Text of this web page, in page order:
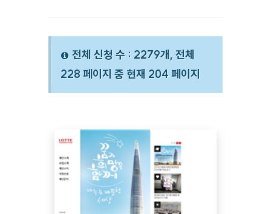
전체 신청 수 : 2279개, 전체
228 페이지 중 현재 204 페이지